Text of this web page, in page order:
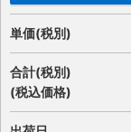
単価(税別)
合計(税別)
(税込価格)